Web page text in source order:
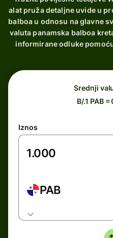
alat pruža detaljne uvide u
balboa u odnosu na glavne
valuta panamska balboa
informirane odluke
Srednji
B/.1 PAB
Iznos
PAB